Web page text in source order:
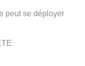
peut se déployer